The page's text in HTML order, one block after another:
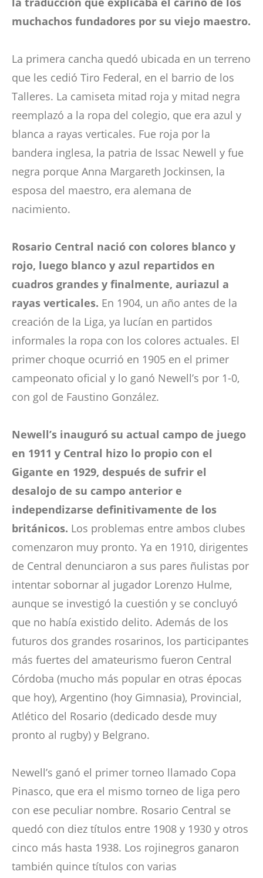
muchachos fundadores por su viejo maestro.
La primera cancha quedó ubicada en un terreno
que les cedió Tiro Federal, en el barrio de los
Talleres. La camiseta mitad roja y mitad negra
reemplazó a la ropa del colegio, que era azul y
blanca a rayas verticales. Fue roja por la
bandera inglesa, la patria de Issac Newell y fue
negra porque Anna Margareth Jockinsen, la
esposa del maestro, era alemana de
nacimiento.
Rosario Central nació con colores blanco y
rojo, luego blanco y azul repartidos en
cuadros grandes y finalmente, auriazul a
rayas verticales. En 1904, un año antes de la
creación de la Liga, ya lucían en partidos
informales la ropa con los colores actuales. El
primer choque ocurrió en 1905 en el primer
campeonato oficial y lo ganó Newell’s por 1-0,
con gol de Faustino González.
Newell’s inauguró su actual campo de juego
en 1911 y Central hizo lo propio con el
Gigante en 1929, después de sufrir el
desalojo de su campo anterior e
independizarse definitivamente de los
británicos. Los problemas entre ambos clubes
comenzaron muy pronto. Ya en 1910, dirigentes
de Central denunciaron a sus pares ñulistas por
intentar sobornar al jugador Lorenzo Hulme,
aunque se investigó la cuestión y se concluyó
que no había existido delito. Además de los
futuros dos grandes rosarinos, los participantes
más fuertes del amateurismo fueron Central
Córdoba (mucho más popular en otras épocas
que hoy), Argentino (hoy Gimnasia), Provincial,
Atlético del Rosario (dedicado desde muy
pronto al rugby) y Belgrano.
Newell’s ganó el primer torneo llamado Copa
Pinasco, que era el mismo torneo de liga pero
con ese peculiar nombre. Rosario Central se
quedó con diez títulos entre 1908 y 1930 y otros
cinco más hasta 1938. Los rojinegros ganaron
también quince títulos con varias